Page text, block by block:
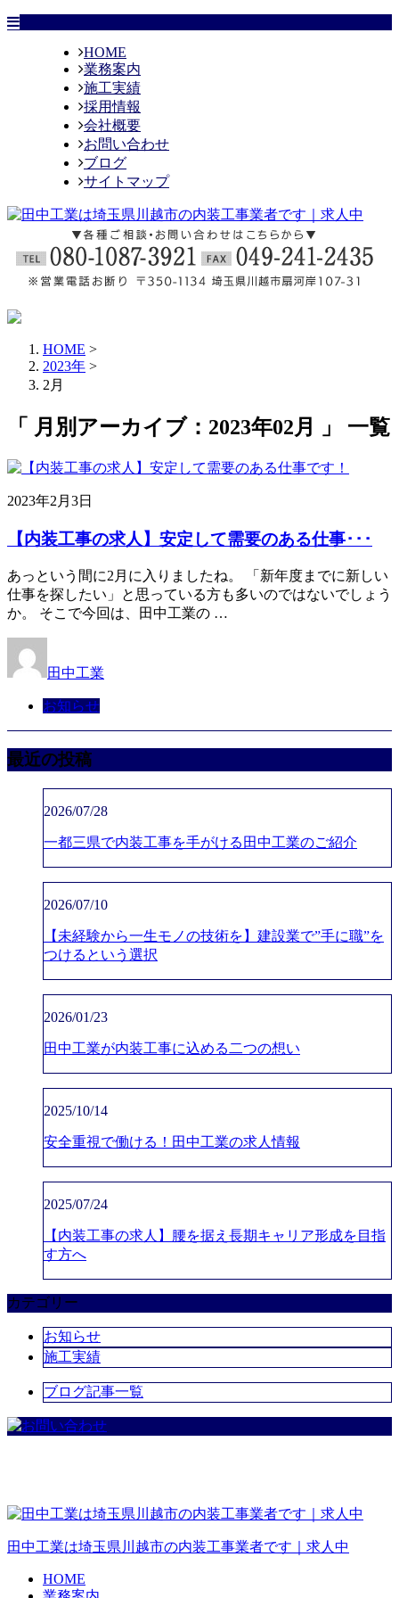
HOME
業務案内
施工実績
採用情報
会社概要
お問い合わせ
ブログ
サイトマップ
HOME >
2023年 >
2月
「 月別アーカイブ：2023年02月 」 一覧
2023年2月3日
【内装工事の求人】安定して需要のある仕事･･･
あっという間に2月に入りましたね。 「新年度までに新しい
仕事を探したい」と思っている方も多いのではないでしょう
か。 そこで今回は、田中工業の …
田中工業
お知らせ
最近の投稿
2026/07/28
一都三県で内装工事を手がける田中工業のご紹介
2026/07/10
【未経験から一生モノの技術を】建設業で”手に職”を
つけるという選択
2026/01/23
田中工業が内装工事に込める二つの想い
2025/10/14
安全重視で働ける！田中工業の求人情報
2025/07/24
【内装工事の求人】腰を据え長期キャリア形成を目指
す方へ
カテゴリー
お知らせ
施工実績
ブログ記事一覧
田中工業は埼玉県 川越市の内装工事業者です｜ 求人 中
HOME